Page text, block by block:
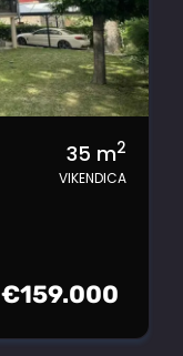
35 m2
VIKENDICA
€159.000